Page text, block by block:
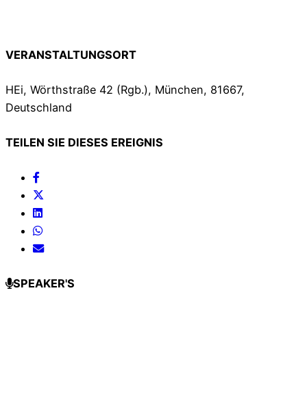
VERANSTALTUNGSORT
HEi, Wörthstraße 42 (Rgb.), München, 81667,
Deutschland
TEILEN SIE DIESES EREIGNIS
SPEAKER'S